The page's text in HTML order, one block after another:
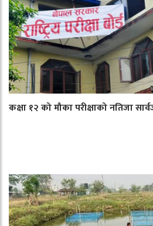
कक्षा १२ को मौका परीक्षाको नतिजा